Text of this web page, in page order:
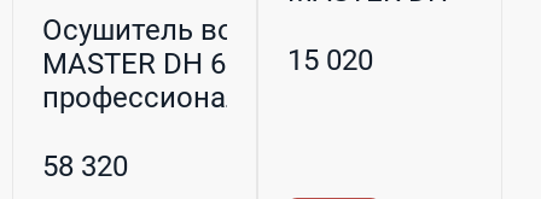
Осушитель воздуха
MASTER DH 62
профессиональный
58 320
15 020